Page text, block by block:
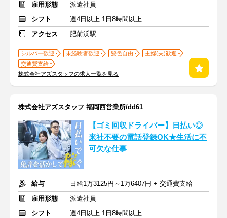
雇用形態
派遣社員
シフト
週4日以上 1日8時間以上
アクセス
肥前浜駅
シルバー歓迎 未経験者歓迎 髪色自由
主婦(夫)歓迎
交通費支給
株式会社アズスタッフの求人一覧を見る
株式会社アズスタッフ 福岡西営業所/dd61
【ゴミ回収ドライバー】日払い◎
来社不要の電話登録OK★生活に不
可欠な仕事
給与
日給1万3125円～1万6407円 + 交通費支給
雇用形態
派遣社員
シフト
週4日以上 1日8時間以上